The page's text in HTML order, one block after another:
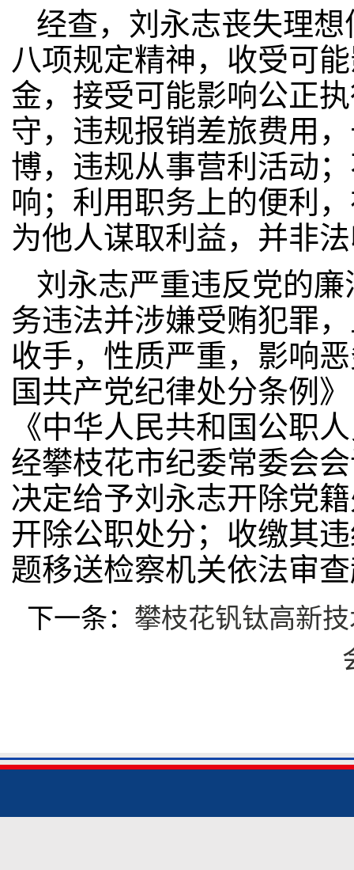
经查，刘永志丧失理
八项规定精神，收受可
金，接受可能影响公正
守，违规报销差旅费用
博，违规从事营利活动
响；利用职务上的便利
为他人谋取利益，并非
刘永志严重违反党的
务违法并涉嫌受贿犯罪
收手，性质严重，影响
国共产党纪律处分条例
《中华人民共和国公职
经攀枝花市纪委常委会
决定给予刘永志开除党
开除公职处分；收缴其
题移送检察机关依法审
下一条： 攀枝花钒钛高新